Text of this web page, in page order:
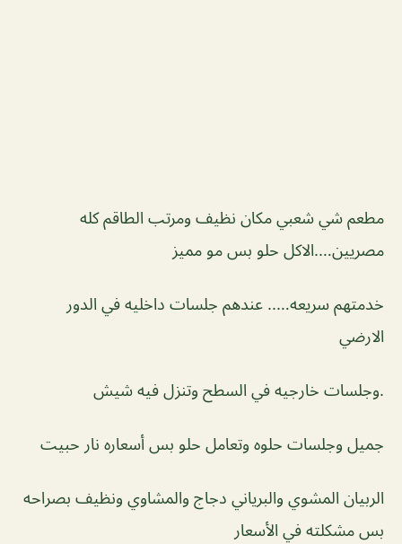
مطعم شي شعبي مكان نظيف ومرتب الطاقم كله
مصريين….الاكل حلو بس مو مميز
خدمتهم سريعه….. عندهم جلسات داخليه في الدور
الارضي
.وجلسات خارجيه في السطح وتنزل فيه شيش
جميل وجلسات حلوه وتعامل حلو بس أسعاره نار حبيت
الربيان المشوي والبرياني دجاج والمشاوي ونظيف بصراحه
بس مشكلته في الأسعار